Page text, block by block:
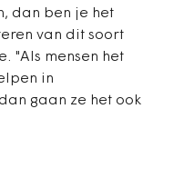
dan ben je het
van dit soort
"Als mensen het
in
gaan ze het ook